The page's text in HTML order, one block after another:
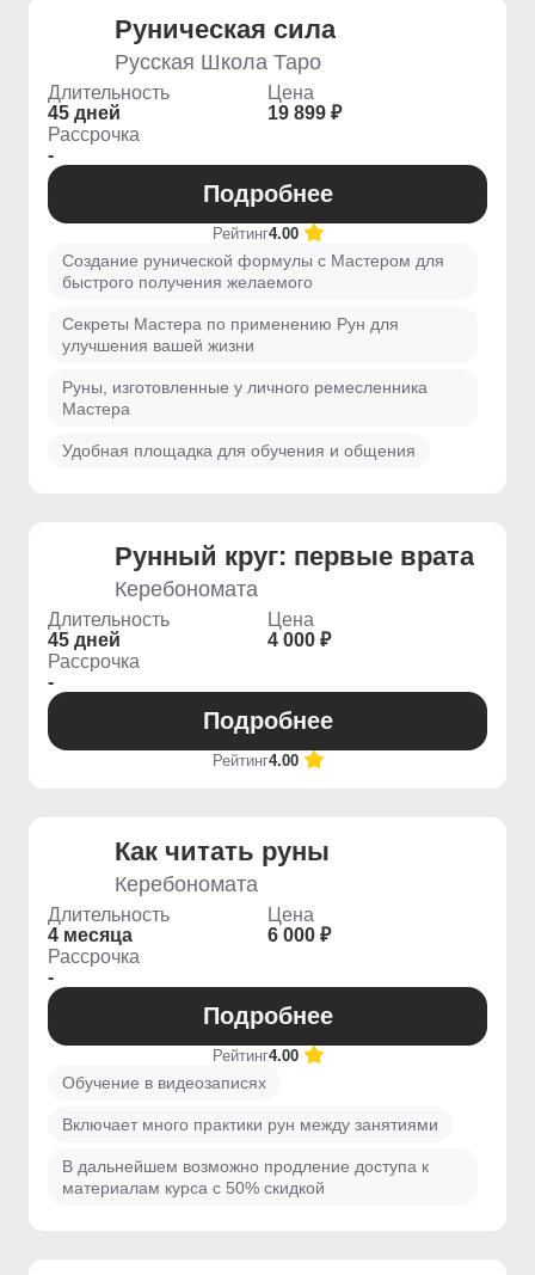
Руническая сила
Русская Школа Таро
Длительность
45 дней
Цена
19 899 ₽
Рассрочка
-
Подробнее
Рейтинг4.00
Создание рунической формулы с Мастером для
быстрого получения желаемого
Секреты Мастера по применению Рун для
улучшения вашей жизни
Руны, изготовленные у личного ремесленника
Мастера
Удобная площадка для обучения и общения
Рунный круг: первые врата
Керебономата
Длительность
45 дней
Цена
4 000 ₽
Рассрочка
-
Подробнее
Рейтинг4.00
Как читать руны
Керебономата
Длительность
4 месяца
Цена
6 000 ₽
Рассрочка
-
Подробнее
Рейтинг4.00
Обучение в видеозаписях
Включает много практики рун между занятиями
В дальнейшем возможно продление доступа к
материалам курса с 50% скидкой